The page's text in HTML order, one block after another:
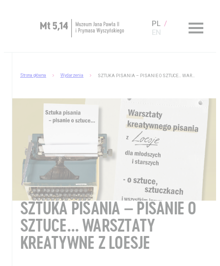
PL
EN
Muzeum dostępne
Sklep
Strona główna Wydarzenia
SZTUKA PISANIA – PISANIE O
SZTUCE… WARSZTATY
KREATYWNE Z LOESJE